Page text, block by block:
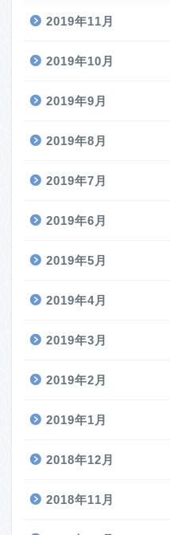
2019年11月
2019年10月
2019年9月
2019年8月
2019年7月
2019年6月
2019年5月
2019年4月
2019年3月
2019年2月
2019年1月
2018年12月
2018年11月